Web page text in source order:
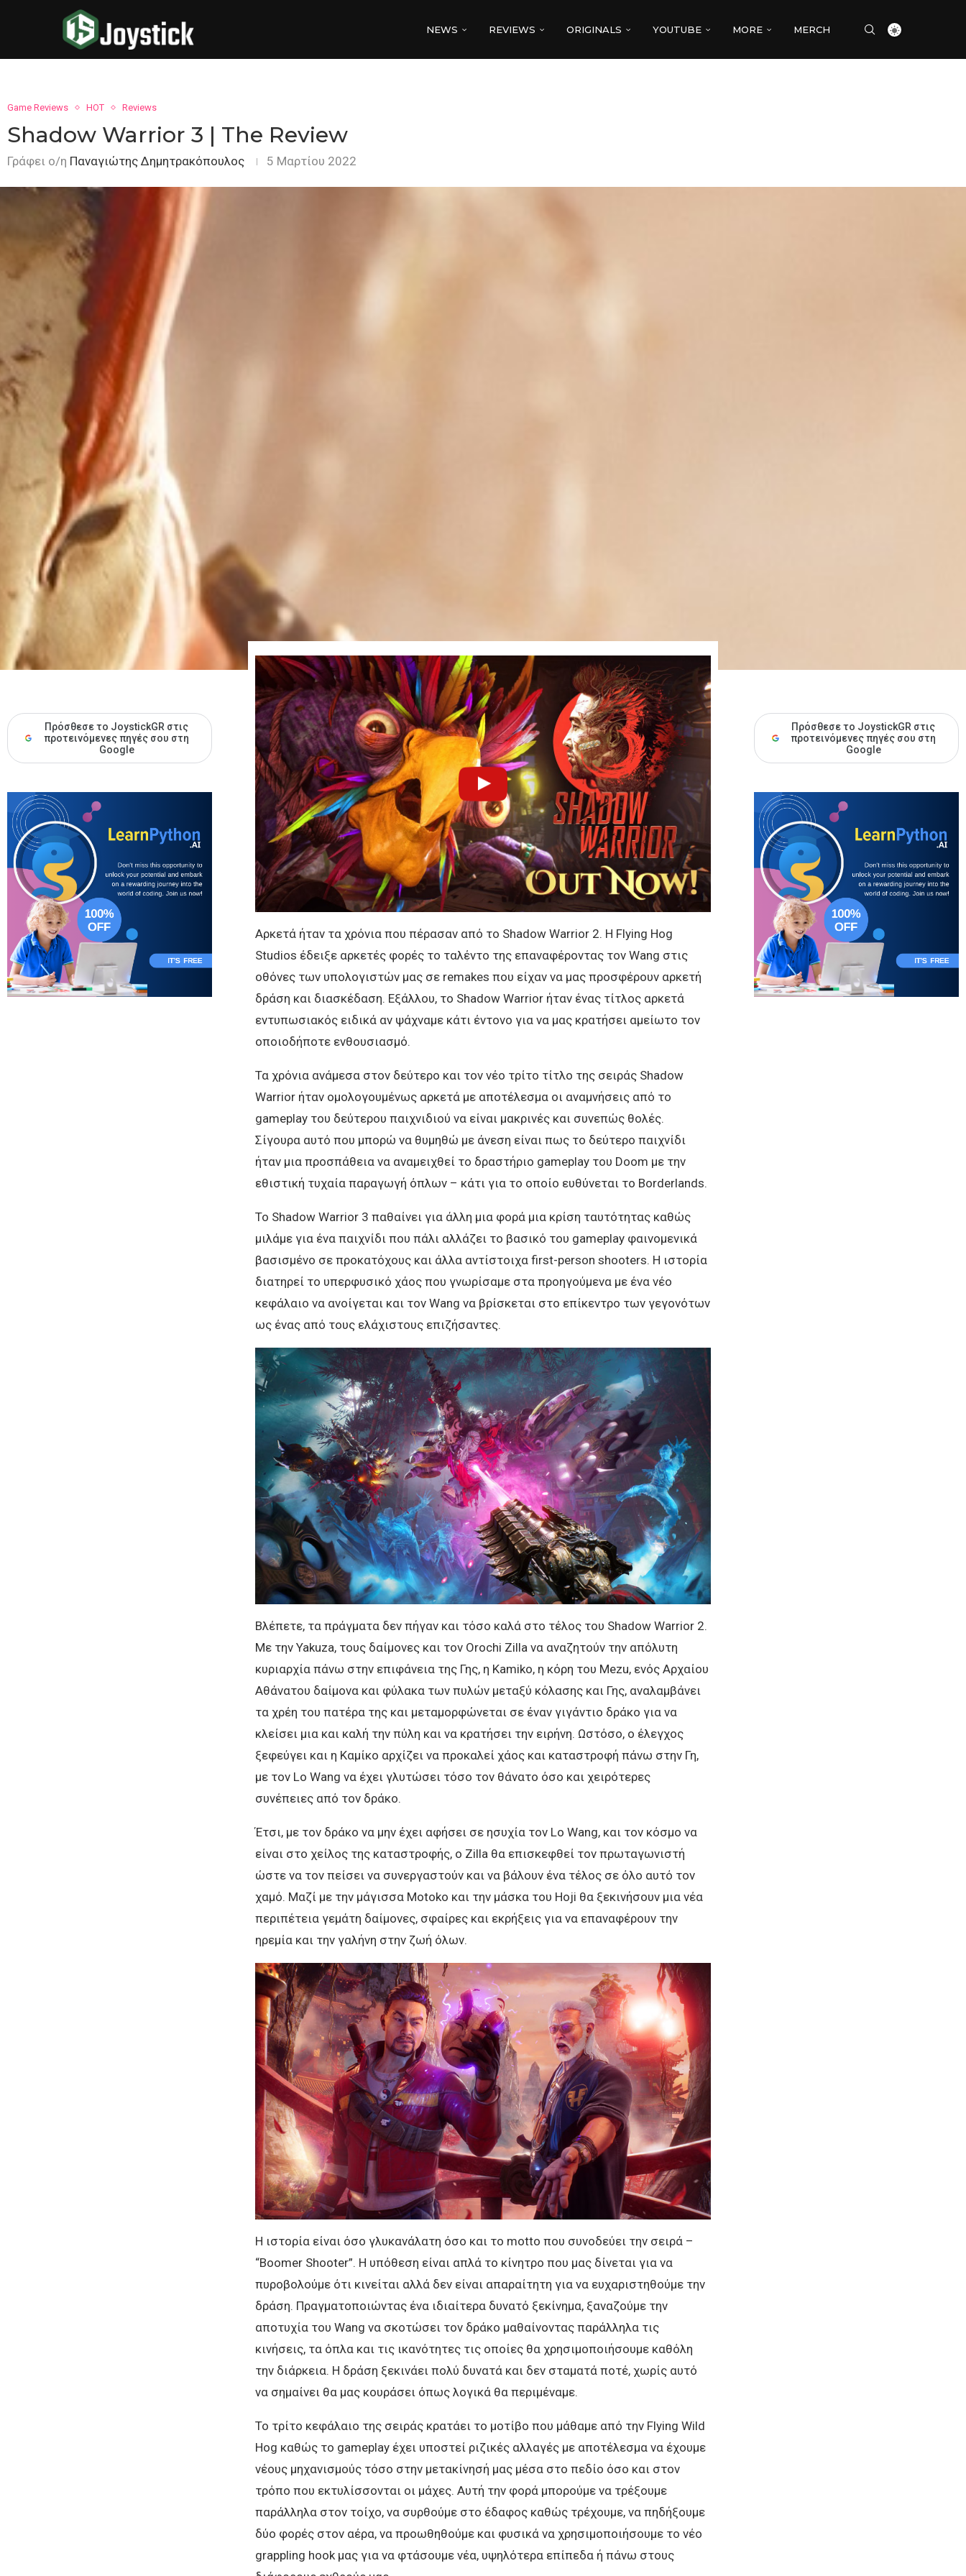
NEWS REVIEWS ORIGINALS YOUTUBE MORE MERCH
Game Reviews HOT Reviews
Shadow Warrior 3 | The Review
Γράφει ο/η Παναγιώτης Δημητρακόπουλος 5 Μαρτίου 2022
Αρκετά ήταν τα χρόνια που πέρασαν από το Shadow Warrior 2. Η Flying Hog
Studios έδειξε αρκετές φορές το ταλέντο της επαναφέροντας τον Wang στις
οθόνες των υπολογιστών μας σε remakes που είχαν να μας προσφέρουν αρκετή
δράση και διασκέδαση. Εξάλλου, το Shadow Warrior ήταν ένας τίτλος αρκετά
εντυπωσιακός ειδικά αν ψάχναμε κάτι έντονο για να μας κρατήσει αμείωτο τον
οποιοδήποτε ενθουσιασμό.
Τα χρόνια ανάμεσα στον δεύτερο και τον νέο τρίτο τίτλο της σειράς Shadow
Warrior ήταν ομολογουμένως αρκετά με αποτέλεσμα οι αναμνήσεις από το
gameplay του δεύτερου παιχνιδιού να είναι μακρινές και συνεπώς θολές.
Σίγουρα αυτό που μπορώ να θυμηθώ με άνεση είναι πως το δεύτερο παιχνίδι
ήταν μια προσπάθεια να αναμειχθεί το δραστήριο gameplay του Doom με την
εθιστική τυχαία παραγωγή όπλων – κάτι για το οποίο ευθύνεται το Borderlands.
Το Shadow Warrior 3 παθαίνει για άλλη μια φορά μια κρίση ταυτότητας καθώς
μιλάμε για ένα παιχνίδι που πάλι αλλάζει το βασικό του gameplay φαινομενικά
βασισμένο σε προκατόχους και άλλα αντίστοιχα first-person shooters. Η ιστορία
διατηρεί το υπερφυσικό χάος που γνωρίσαμε στα προηγούμενα με ένα νέο
κεφάλαιο να ανοίγεται και τον Wang να βρίσκεται στο επίκεντρο των γεγονότων
ως ένας από τους ελάχιστους επιζήσαντες.
Βλέπετε, τα πράγματα δεν πήγαν και τόσο καλά στο τέλος του Shadow Warrior 2.
Με την Yakuza, τους δαίμονες και τον Orochi Zilla να αναζητούν την απόλυτη
κυριαρχία πάνω στην επιφάνεια της Γης, η Kamiko, η κόρη του Mezu, ενός Αρχαίου
Αθάνατου δαίμονα και φύλακα των πυλών μεταξύ κόλασης και Γης, αναλαμβάνει
τα χρέη του πατέρα της και μεταμορφώνεται σε έναν γιγάντιο δράκο για να
κλείσει μια και καλή την πύλη και να κρατήσει την ειρήνη. Ωστόσο, ο έλεγχος
ξεφεύγει και η Καμίκο αρχίζει να προκαλεί χάος και καταστροφή πάνω στην Γη,
με τον Lo Wang να έχει γλυτώσει τόσο τον θάνατο όσο και χειρότερες
συνέπειες από τον δράκο.
Έτσι, με τον δράκο να μην έχει αφήσει σε ησυχία τον Lo Wang, και τον κόσμο να
είναι στο χείλος της καταστροφής, ο Zilla θα επισκεφθεί τον πρωταγωνιστή
ώστε να τον πείσει να συνεργαστούν και να βάλουν ένα τέλος σε όλο αυτό τον
χαμό. Μαζί με την μάγισσα Motoko και την μάσκα του Hoji θα ξεκινήσουν μια νέα
περιπέτεια γεμάτη δαίμονες, σφαίρες και εκρήξεις για να επαναφέρουν την
ηρεμία και την γαλήνη στην ζωή όλων.
Η ιστορία είναι όσο γλυκανάλατη όσο και το motto που συνοδεύει την σειρά –
“Boomer Shooter”. Η υπόθεση είναι απλά το κίνητρο που μας δίνεται για να
πυροβολούμε ότι κινείται αλλά δεν είναι απαραίτητη για να ευχαριστηθούμε την
δράση. Πραγματοποιώντας ένα ιδιαίτερα δυνατό ξεκίνημα, ξαναζούμε την
αποτυχία του Wang να σκοτώσει τον δράκο μαθαίνοντας παράλληλα τις
κινήσεις, τα όπλα και τις ικανότητες τις οποίες θα χρησιμοποιήσουμε καθόλη
την διάρκεια. Η δράση ξεκινάει πολύ δυνατά και δεν σταματά ποτέ, χωρίς αυτό
να σημαίνει θα μας κουράσει όπως λογικά θα περιμέναμε.
Το τρίτο κεφάλαιο της σειράς κρατάει το μοτίβο που μάθαμε από την Flying Wild
Hog καθώς το gameplay έχει υποστεί ριζικές αλλαγές με αποτέλεσμα να έχουμε
νέους μηχανισμούς τόσο στην μετακίνησή μας μέσα στο πεδίο όσο και στον
τρόπο που εκτυλίσσονται οι μάχες. Αυτή την φορά μπορούμε να τρέξουμε
παράλληλα στον τοίχο, να συρθούμε στο έδαφος καθώς τρέχουμε, να πηδήξουμε
δύο φορές στον αέρα, να προωθηθούμε και φυσικά να χρησιμοποιήσουμε το νέο
grappling hook μας για να φτάσουμε νέα, υψηλότερα επίπεδα ή πάνω στους
Πρόσθεσε το JoystickGR στις
προτεινόμενες πηγές σου στη
Google
Πρόσθεσε το JoystickGR στις
προτεινόμενες πηγές σου στη
Google